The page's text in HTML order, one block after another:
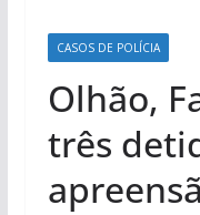
CASOS DE POLÍCIA
Olhão,
três